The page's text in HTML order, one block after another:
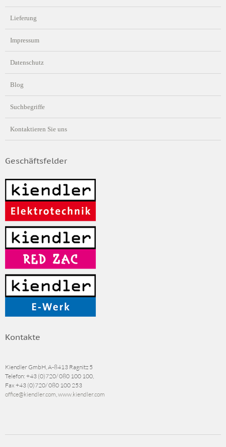
Lieferung
Impressum
Datenschutz
Blog
Suchbegriffe
Kontaktieren Sie uns
Geschäftsfelder
Kontakte
Kiendler GmbH, A-8413 Ragnitz 5
Telefon: +43 (0)720/ 080 100 100,
Fax +43 (0)720/ 080 100 253
office@kiendler.com,www.kiendler.com